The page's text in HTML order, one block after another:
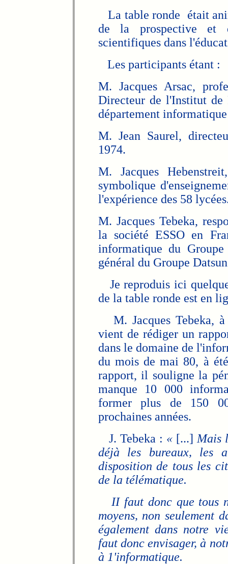
La table ronde était
de la prospective et
scientifiques dans
Les participants étant :
M. Jacques Arsac,
Directeur de l'Institut de
département
M. Jean Saurel,
1974.
M. Jacques
symbolique
l'expérience des 58
M. Jacques Tebeka,
la société ESSO en
informatique du
général du Groupe
Je reproduis ici
de la table ronde est en
M. Jacques Tebeka,
vient de rédiger un
dans le domaine de
du mois de mai 80, à
rapport, il souligne la
manque 10 000
former plus de 150
prochaines années.
J. Tebeka : « [...] Mais
déjà les bureaux, les
disposition de tous les
de la télématique.
II faut donc que tous
moyens, non seulement
également dans notre
faut donc envisager, à
à 1'informatique.